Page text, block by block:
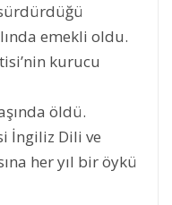
emekli oldu.
kurucu
öldü.
İngiliz Dili ve
her yıl bir öykü